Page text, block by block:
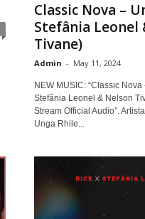
Classic Nova –
Stefânia Leonel
Tivane)
Admin - May 11, 2024
NEW MUSIC: “Classic
Stefânia Leonel & Nelson
Stream Official Audio”.
Unga Rhile...